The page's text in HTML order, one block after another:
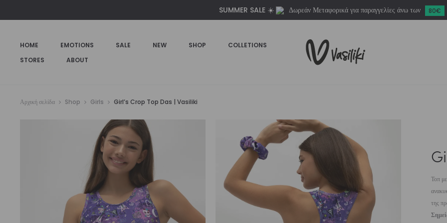
SUMMER SALE ☀️ Δωρεάν Μεταφορικά για παραγγελίες άνω των 80€
HOME EMOTIONS SALE NEW SHOP
COLLETIONS
STORES
ABOUT
Αρχική σελίδα Shop Girls Girl’s Crop Top Das | Vasiliki
Τοπ
της
Vasiliki